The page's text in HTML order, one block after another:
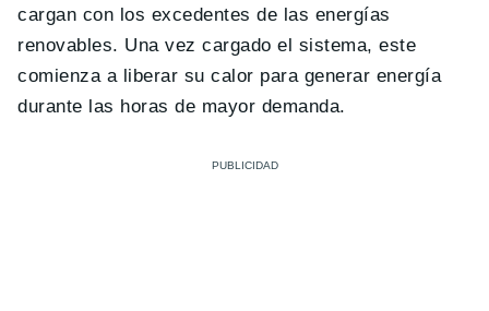
cargan con los excedentes de las energías
renovables. Una vez cargado el sistema, este
comienza a liberar su calor para generar energía
durante las horas de mayor demanda.